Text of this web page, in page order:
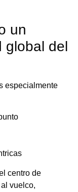
un
global del
especialmente
centro de
vuelco,